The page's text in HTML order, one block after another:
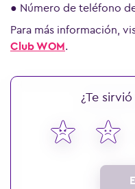
● Número de teléfono
Para más información,
Club WOM.
¿Te
Ver